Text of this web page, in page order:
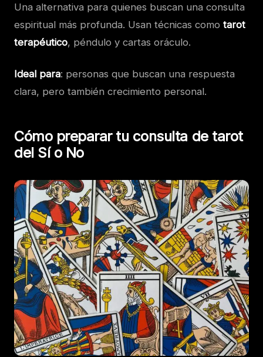
Una alternativa para quienes buscan una consulta
espiritual más profunda. Usan técnicas como tarot
terapéutico, péndulo y cartas oráculo.
Ideal para: personas que buscan una respuesta
clara, pero también crecimiento personal.
Cómo preparar tu consulta de tarot
del Sí o No